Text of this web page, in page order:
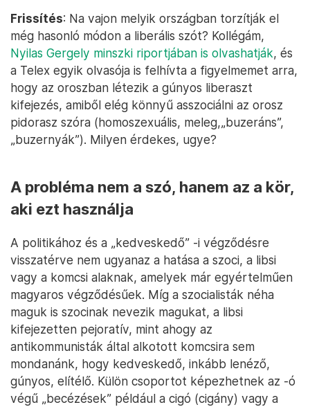
Frissítés: Na vajon melyik országban torzítják el
még hasonló módon a liberális szót? Kollégám,
Nyilas Gergely minszki riportjában is olvashatják, és
a Telex egyik olvasója is felhívta a figyelmemet arra,
hogy az oroszban létezik a gúnyos liberaszt
kifejezés, amiből elég könnyű asszociálni az orosz
pidorasz szóra (homoszexuális, meleg,„buzeráns”,
„buzernyák”). Milyen érdekes, ugye?
A probléma nem a szó, hanem az a kör,
aki ezt használja
A politikához és a „kedveskedő” -i végződésre
visszatérve nem ugyanaz a hatása a szoci, a libsi
vagy a komcsi alaknak, amelyek már egyértelműen
magyaros végződésűek. Míg a szocialisták néha
maguk is szocinak nevezik magukat, a libsi
kifejezetten pejoratív, mint ahogy az
antikommunisták által alkotott komcsira sem
mondanánk, hogy kedveskedő, inkább lenéző,
gúnyos, elítélő. Külön csoportot képezhetnek az -ó
végű „becézések” például a cigó (cigány) vagy a